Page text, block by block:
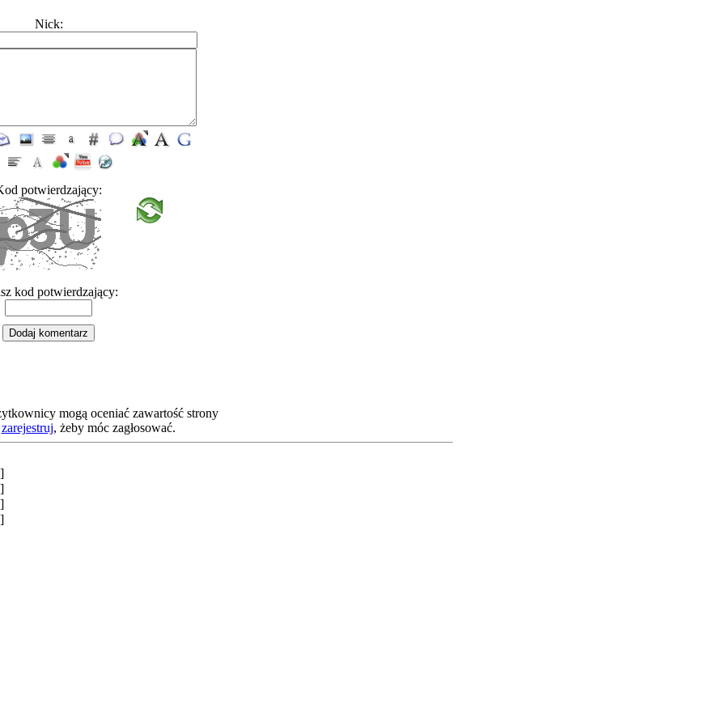
Nick:
potwierdzający:
kod potwierdzający:
mogą oceniać zawartość strony
zarejestruj, żeby móc zagłosować.